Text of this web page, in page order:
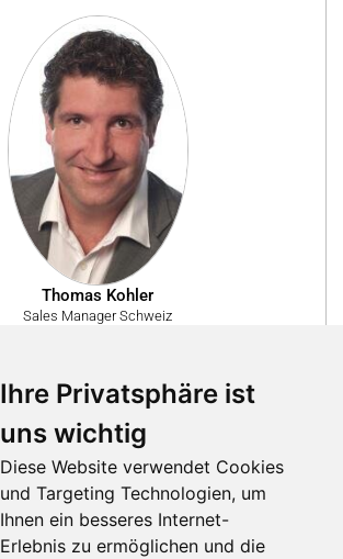
Ihre Privatsphäre ist
uns wichtig
Diese Website verwendet Cookies
und Targeting Technologien, um
Ihnen ein besseres Internet-
Erlebnis zu ermöglichen und die
Thomas Kohler
Sales Manager Schweiz